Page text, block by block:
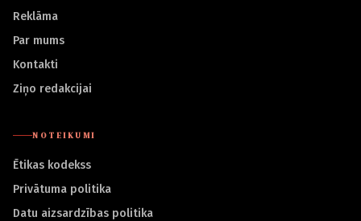
Reklāma
Par mums
Kontakti
Ziņo redakcijai
NOTEIKUMI
Ētikas kodekss
Privātuma politika
Datu aizsardzības politika